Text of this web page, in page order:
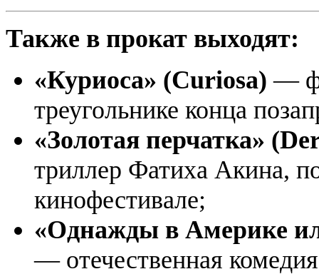
Также в прокат выходят:
«Куриоса» (Curiosa)—
треугольнике конца
«Золотая перчатка»
триллер Фатиха Акина,
кинофестивале;
«Однажды в Америке
— отечественная